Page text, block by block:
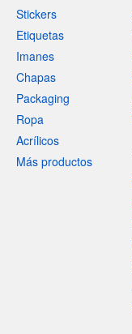
Stickers
Etiquetas
Imanes
Chapas
Packaging
Ropa
Acrílicos
Más productos